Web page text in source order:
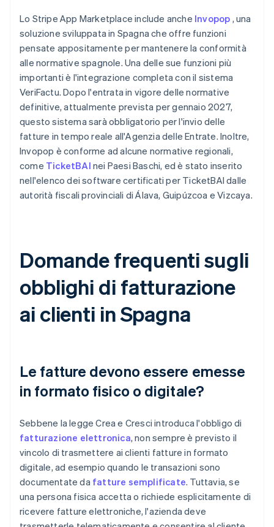
Lo Stripe App Marketplace include anche Invopop , una
soluzione sviluppata in Spagna che offre funzioni
pensate appositamente per mantenere la conformità
alle normative spagnole. Una delle sue funzioni più
importanti è l'integrazione completa con il sistema
VeriFactu. Dopo l'entrata in vigore delle normative
definitive, attualmente prevista per gennaio 2027,
questo sistema sarà obbligatorio per l'invio delle
fatture in tempo reale all'Agenzia delle Entrate. Inoltre,
Invopop è conforme ad alcune normative regionali,
come TicketBAI nei Paesi Baschi, ed è stato inserito
nell'elenco dei software certificati per TicketBAI dalle
autorità fiscali provinciali di Álava, Guipúzcoa e Vizcaya.
Domande frequenti sugli
obblighi di fatturazione
ai clienti in Spagna
Le fatture devono essere emesse
in formato fisico o digitale?
Sebbene la legge Crea e Cresci introduca l'obbligo di
fatturazione elettronica, non sempre è previsto il
vincolo di trasmettere ai clienti fatture in formato
digitale, ad esempio quando le transazioni sono
documentate da fatture semplificate. Tuttavia, se
una persona fisica accetta o richiede esplicitamente di
ricevere fatture elettroniche, l'azienda deve